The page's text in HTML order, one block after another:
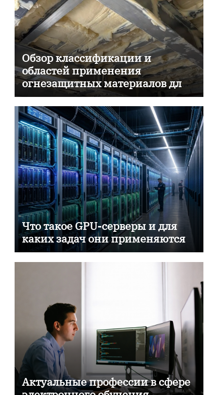
Обзор классификации и
областей применения
огнезащитных материалов для
пассивной противопожарной
защиты
Что такое GPU-серверы и для
каких задач они применяются
Актуальные профессии в сфере